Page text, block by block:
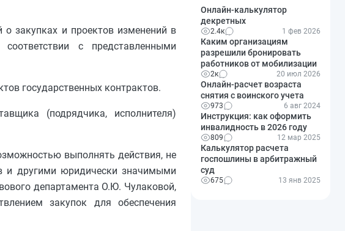
о закупках и проектов изменений в
с представленными
государственных контрактов.
(подрядчика, исполнителя)
выполнять действия, не
и другими юридически значимыми
департамента О.Ю. Чулаковой,
закупок для обеспечения
Онлайн-калькулятор
декретных
2.4к 1 фев 2026
Каким организациям
разрешили бронировать
работников от мобилизации
2к 20 июл 2026
Онлайн-расчет возраста
снятия с воинского учета
973 6 авг 2024
Инструкция: как оформить
инвалидность в 2026 году
809 12 мар 2025
Калькулятор расчета
госпошлины в арбитражный
суд
675 13 янв 2025